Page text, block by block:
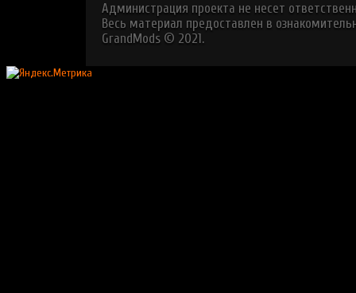
Администрация проекта не несет
Весь материал предоставлен в
GrandMods © 2021.